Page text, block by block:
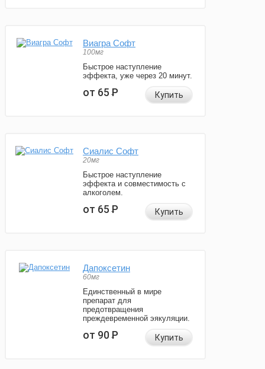
Виагра Софт
100мг
Быстрое наступление
эффекта, уже через 20 минут.
от 65Р Купить
Сиалис Софт
20мг
Быстрое наступление
эффекта и совместимость с
алкоголем.
от 65Р Купить
Дапоксетин
60мг
Единственный в мире
препарат для
предотвращения
преждевременной эякуляции.
от 90Р Купить